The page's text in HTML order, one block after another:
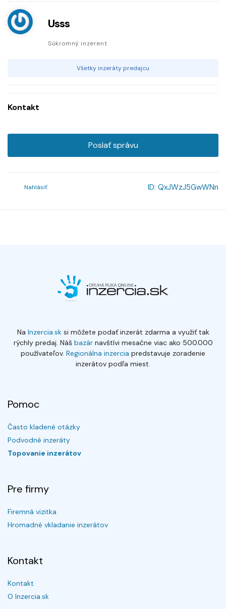
Usss
Súkromný inzerent
Všetky inzeráty predajcu
Kontakt
Poslať správu
Nahlásiť ID: QxJWzJ5GwWNn
Na Inzercia.sksi môžete podať inzerát zdarma a využiť tak
rýchly predaj. Náš bazárnavštívi mesačne viac ako 500.000
používateľov. Regionálna inzercia predstavuje zoradenie
inzerátov podľa miest.
Pomoc
Často kladené otázky
Podvodné inzeráty
Topovanie inzerátov
Pre firmy
Firemná vizitka
Hromadné vkladanie inzerátov
Kontakt
Kontakt
O Inzercia.sk